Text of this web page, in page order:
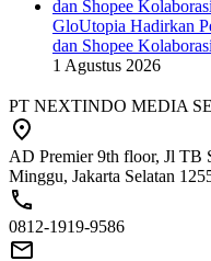
GloUtopia Hadirkan
dan Shopee
1 Agustus 2026
PT NEXTINDO MEDIA
AD Premier 9th floor, Jl TB
Minggu, Jakarta Selatan
0812-1919-9586